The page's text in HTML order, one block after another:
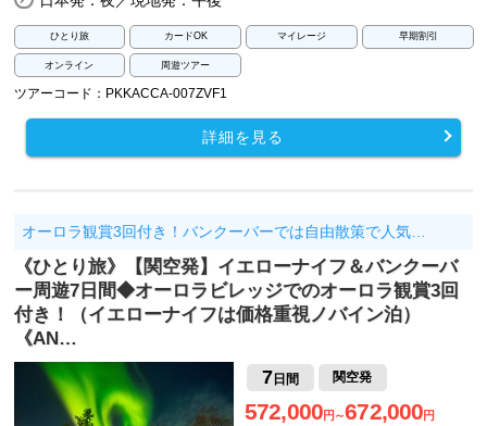
ひとり旅 カードOK マイレージ 早期割引
オンライン 周遊ツアー
ツアーコード：PKKACCA-007ZVF1
詳細を見る
オーロラ観賞3回付き！バンクーバーでは自由散策で人気…
《ひとり旅》【関空発】イエローナイフ＆バンクーバ
ー周遊7日間◆オーロラビレッジでのオーロラ観賞3回
付き！（イエローナイフは価格重視ノバイン泊）
《AN…
7 日間 関空発
572,000円～672,000円